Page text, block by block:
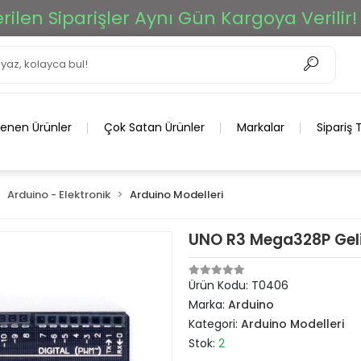
Siparişler Aynı Gün Kargoya Verilir!
Ürünler Çok Satan Ürünler Markalar Sipariş
Arduino - Elektronik Arduino Modelleri
UNO R3 Mega328P
Ürün Kodu: T0406
Marka: Arduino
Kategori: Arduino Modelleri
Stok: 2